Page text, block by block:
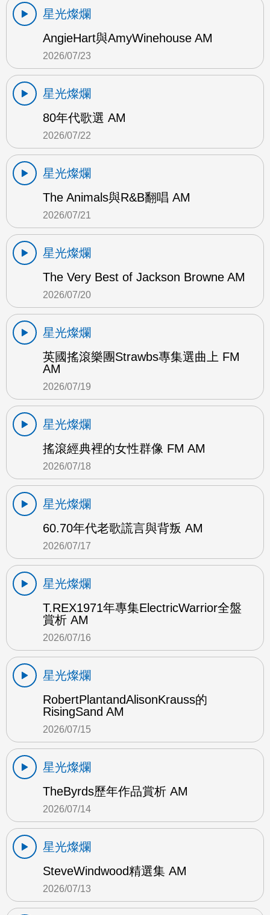
星光燦爛
AngieHart與AmyWinehouse AM
2026/07/23
星光燦爛
80年代歌選 AM
2026/07/22
星光燦爛
The Animals與R&B翻唱 AM
2026/07/21
星光燦爛
The Very Best of Jackson Browne AM
2026/07/20
星光燦爛
英國搖滾樂團Strawbs專集選曲上 FM
AM
2026/07/19
星光燦爛
搖滾經典裡的女性群像 FM AM
2026/07/18
星光燦爛
60.70年代老歌謊言與背叛 AM
2026/07/17
星光燦爛
T.REX1971年專集ElectricWarrior全盤
賞析 AM
2026/07/16
星光燦爛
RobertPlantandAlisonKrauss的
RisingSand AM
2026/07/15
星光燦爛
TheByrds歷年作品賞析 AM
2026/07/14
星光燦爛
SteveWindwood精選集 AM
2026/07/13